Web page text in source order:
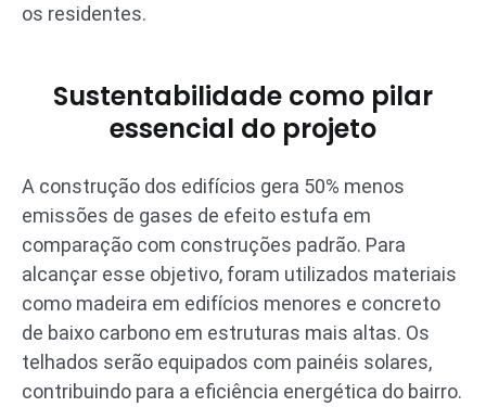
os residentes.
Sustentabilidade como pilar
essencial do projeto
A construção dos edifícios gera 50% menos
emissões de gases de efeito estufa em
comparação com construções padrão. Para
alcançar esse objetivo, foram utilizados materiais
como madeira em edifícios menores e concreto
de baixo carbono em estruturas mais altas. Os
telhados serão equipados com painéis solares,
contribuindo para a eficiência energética do bairro.